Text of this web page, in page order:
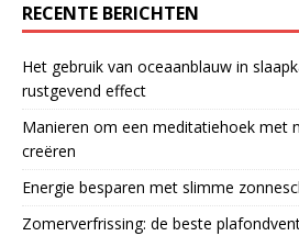
RECENTE BERICHTEN
Het gebruik van oceaanblauw in
rustgevend effect
Manieren om een meditatiehoek met
creëren
Energie besparen met slimme
Zomerverfrissing: de beste